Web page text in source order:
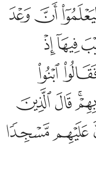
وان الساعة لا ريب فيها
حَقٌّۭ وَأَنَّ ٱلسَّاعَةَ لَا
ﱅﱆ
ﱍﱎ
ﱔ
ﱜﱝ
ﱢﱣ